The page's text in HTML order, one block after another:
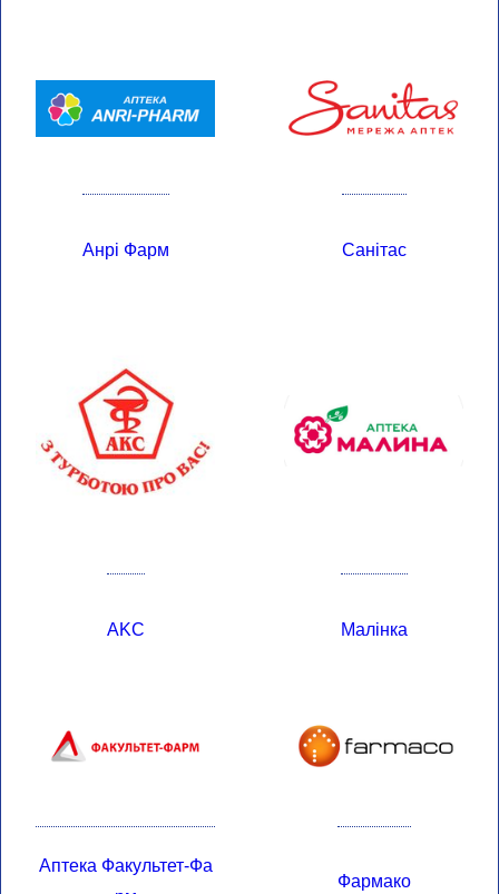
Анрі Фарм Санітас
AKC Малінка
Аптека Факультет-Фа
Фармако